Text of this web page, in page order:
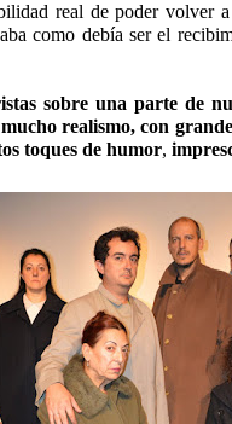
real de poder volver
como debía ser el
sobre una parte de
realismo, con
toques de humor,